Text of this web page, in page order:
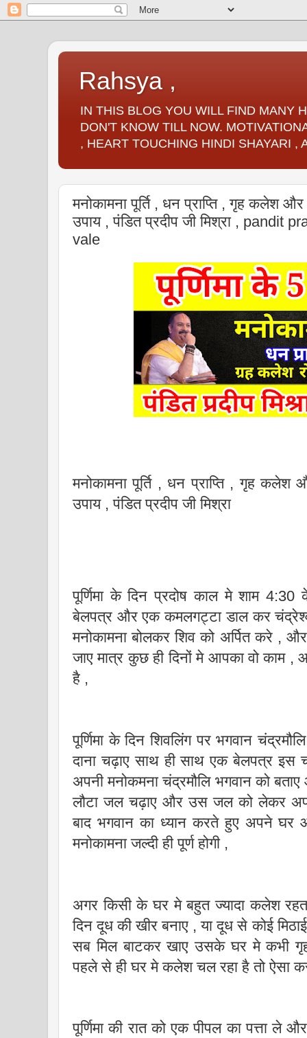
Rahsya ,
IN THIS BLOG YOU WILL FIND MANY
DON'T KNOW TILL NOW.
, HEART TOUCHING HINDI SHAYARI ,
मनोकामना पूर्ति , धन प्राप्ति , गृह कलेश और
उपाय , पंडित प्रदीप जी मिश्रा , pandit
vale
मनोकामना पूर्ति , धन प्राप्ति , गृह कलेश
उपाय , पंडित प्रदीप जी मिश्रा
पूर्णिमा के दिन प्रदोष काल मे शाम
बेलपत्र और एक कमलगट्टा डाल कर
मनोकामना बोलकर शिव को अर्पित करे ,
जाए मात्र कुछ ही दिनों मे आपका वो काम ,
है ,
पूर्णिमा के दिन शिवलिंग पर भगवान
दाना चढ़ाए साथ ही साथ एक बेलपत्र
अपनी मनोकमना चंद्रमौलि भगवान को
लौटा जल चढ़ाए और उस जल को लेकर
बाद भगवान का ध्यान करते हुए अपने
मनोकामना जल्दी ही पूर्ण होगी ,
अगर किसी के घर मे बहुत ज्यादा कलेश रहता
दिन दूध की खीर बनाए , या दूध से कोई
सब मिल बाटकर खाए उसके घर मे कभी
पहले से ही घर मे कलेश चल रहा है तो ऐसा
पूर्णिमा की रात को एक पीपल का पत्ता